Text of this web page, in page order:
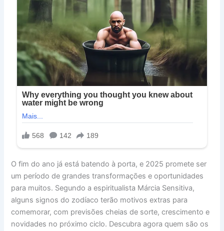
O fim do ano já está batendo à porta, e 2025 promete ser
um período de grandes transformações e oportunidades
para muitos. Segundo a espiritualista Márcia Sensitiva,
alguns signos do zodíaco terão motivos extras para
comemorar, com previsões cheias de sorte, crescimento e
novidades no próximo ciclo. Descubra agora quem são os